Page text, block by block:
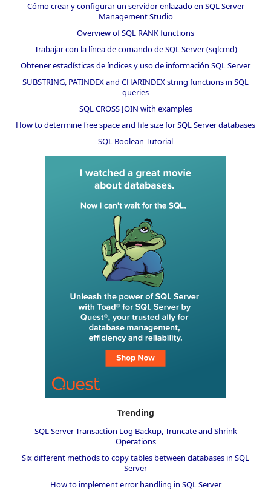
Cómo crear y configurar un servidor enlazado en SQL Server
Management Studio
Overview of SQL RANK functions
Trabajar con la línea de comando de SQL Server (sqlcmd)
Obtener estadísticas de índices y uso de información SQL Server
SUBSTRING, PATINDEX and CHARINDEX string functions in SQL
queries
SQL CROSS JOIN with examples
How to determine free space and file size for SQL Server databases
SQL Boolean Tutorial
Trending
SQL Server Transaction Log Backup, Truncate and Shrink
Operations
Six different methods to copy tables between databases in SQL
Server
How to implement error handling in SQL Server